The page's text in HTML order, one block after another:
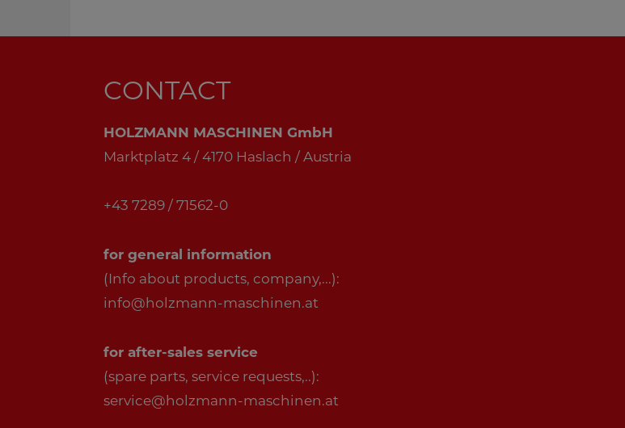
CONTACT
HOLZMANN MASCHINEN GmbH
Marktplatz 4 / 4170 Haslach / Austria
+43 7289 / 71562-0
for general information
(Info about products, company,...):
info@holzmann-maschinen.at
for after-sales service
(spare parts, service requests,..):
service@holzmann-maschinen.at